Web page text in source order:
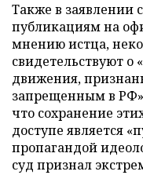
Также в заявлении
публикациям на
мнению истца,
свидетельствуют
движения,
запрещенным в
что сохранение
доступе является
пропагандой
суд признал